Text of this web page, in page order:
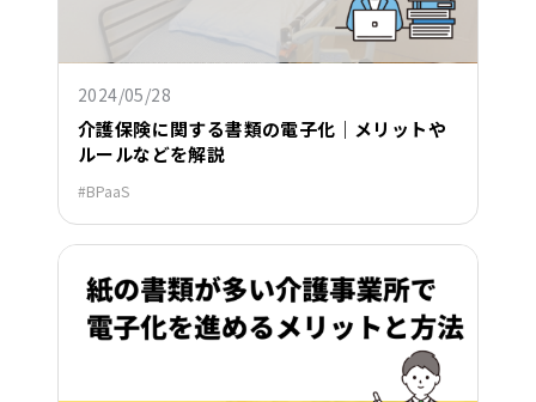
2024/05/28
介護保険に関する書類の電子化｜メリットや
ルールなどを解説
BPaaS